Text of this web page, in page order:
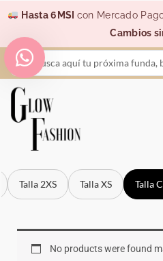
contenido
Hasta 6MSI con Mercado
Cambios
Search
...
Talla 2XS Talla XS Talla
No products were found